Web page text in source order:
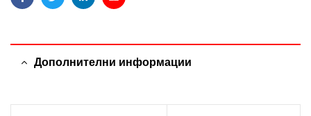
FacebookTwitterLinkedinEmail
Дополнителни информации